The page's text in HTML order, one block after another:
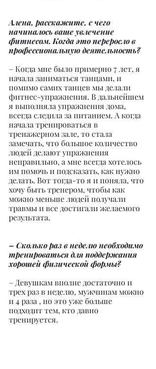
Алена, расскажите, с чего
начиналось ваше увлечение
фитнесом. Когда это переросло в
профессиональную деятельность?
– Когда мне было примерно 7 лет, я
начала заниматься танцами, и
помимо самих танцев мы делали
фитнес-упражнения. В дальнейшем
я выполняла упражнения дома,
всегда следила за питанием. А когда
начала тренироваться в
тренажерном зале, то стала
замечать, что большое количество
людей делают упражнения
неправильно, а мне всегда хотелось
им помочь и подсказать, как нужно
делать. Вот тогда-то я и поняла, что
хочу быть тренером, чтобы как
можно меньше людей получали
травмы и все достигали желаемого
результата.
– Сколько раз в неделю необходимо
тренироваться для поддержания
хорошей физической формы?
– Девушкам вполне достаточно и
трех раз в неделю, мужчинам можно
и 4 раза , но это уже больше
подходит тем, кто давно
тренируется.